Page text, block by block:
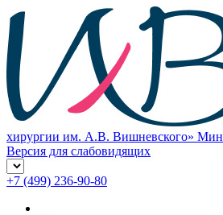
хирургии им. А.В. Вишневского»
Версия для слабовидящих
+7 (499) 236-90-80